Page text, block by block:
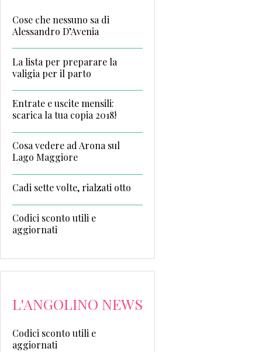
Cose che nessuno sa di
Alessandro D’Avenia
La lista per preparare la
valigia per il parto
Entrate e uscite mensili:
scarica la tua copia 2018!
Cosa vedere ad Arona sul
Lago Maggiore
Cadi sette volte, rialzati otto
Codici sconto utili e
aggiornati
L'ANGOLINO NEWS
Codici sconto utili e
aggiornati